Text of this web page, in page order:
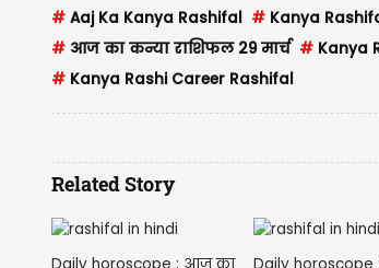
# Aaj Ka Kanya Rashifal # Kanya
# आज का कन्या राशिफल 29 मार्च # Kanya
# Kanya Rashi Career Rashifal
Related Story